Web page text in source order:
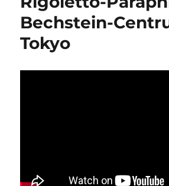
Bechstein-
Tokyo